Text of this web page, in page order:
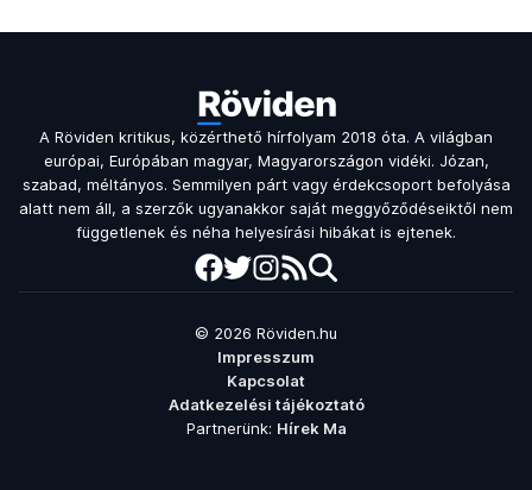
A Röviden kritikus, közérthető hírfolyam 2018 óta. A világban
európai, Európában magyar, Magyarországon vidéki. Józan,
szabad, méltányos. Semmilyen párt vagy érdekcsoport befolyása
alatt nem áll, a szerzők ugyanakkor saját meggyőződéseiktől nem
függetlenek és néha helyesírási hibákat is ejtenek.
© 2026 Röviden.hu
Impresszum
Kapcsolat
Adatkezelési tájékoztató
Partnerünk: Hírek Ma